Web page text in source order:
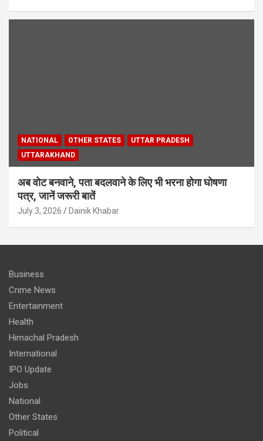
NATIONAL OTHER STATES
UTTAR PRADESH
UTTARAKHAND
अब वोट बनवाने, पता बदलवाने के लिए भी भरना होगा घोषणा
पत्र, जानें जरूरी बातें
July 3, 2026 Dainik Khabar
Business
Crime News
Entertainment
Health
Himachal Pradesh
International
IPO Update
Jobs
National
Other States
Political